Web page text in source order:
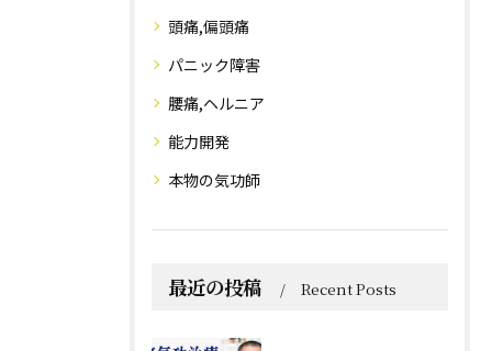
頭痛,偏頭痛
パニック障害
腰痛,ヘルニア
能力開発
本物の気功師
最近の投稿 Recent Posts